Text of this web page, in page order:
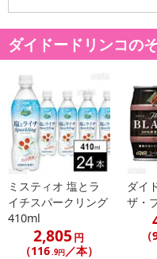
ダイドードリンコの
ミスティオ 塩とラ
イチスパークリング
410ml
2,805 円
（116 .9円／本）
ダイ
ザ・